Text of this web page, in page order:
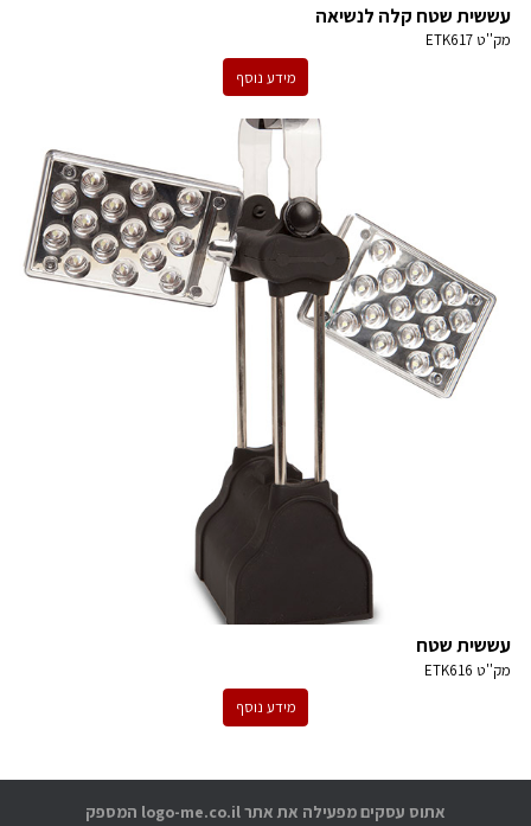
עששית שטח קלה לנשיאה
מק''טETK617
מידע נוסף
עששית שטח
מק''ט ETK616
מידע נוסף
אתוס עסקים מפעילה את אתר logo-me.co.il המספק